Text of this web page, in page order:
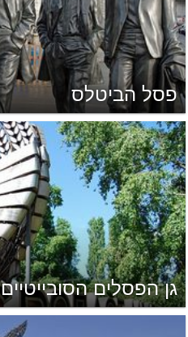
פסל הביטלס
גן הפסלים הסובייטיים